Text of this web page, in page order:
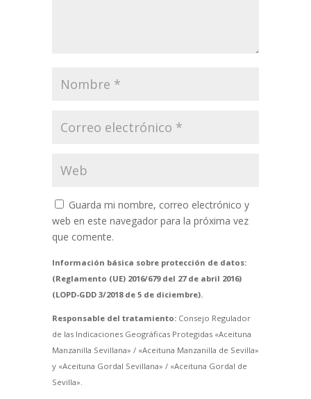
Guarda mi nombre, correo electrónico y
web en este navegador para la próxima vez
que comente.
Información básica sobre protección de datos:
(Reglamento (UE) 2016/679 del 27 de abril 2016)
(LOPD-GDD 3/2018 de 5 de diciembre).
Responsable del tratamiento:Consejo Regulador
de las Indicaciones Geográficas Protegidas «Aceituna
Manzanilla Sevillana» / «Aceituna Manzanilla de Sevilla»
y «Aceituna Gordal Sevillana» / «Aceituna Gordal de
Sevilla».